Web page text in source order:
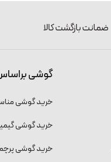
ضمانت بازگشت کالا
گوشی
خرید گوشی
خرید گوشی
خرید گوشی